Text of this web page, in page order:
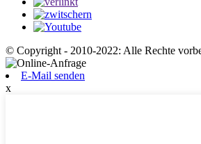
© Copyright - 2010-2022: Alle Rechte
E-Mail senden
x